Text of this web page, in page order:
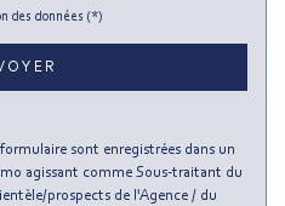
8,37 %
des données (*)
sont enregistrées dans un
agissant comme Sous-traitant du
prospects de l'Agence / du